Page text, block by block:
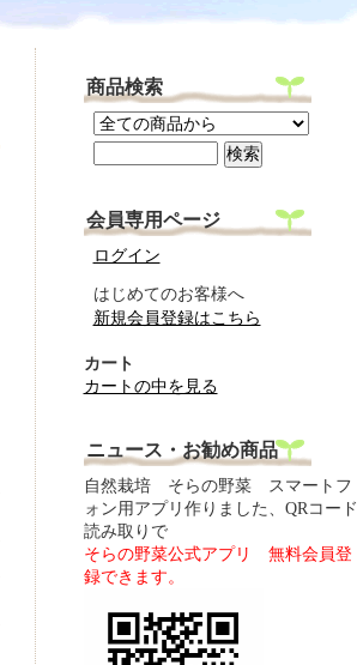
商品検索
会員専用ページ
ログイン
はじめてのお客様へ
新規会員登録はこちら
カート
カートの中を見る
ニュース・お勧め商品
自然栽培 そらの野菜 スマートフ
ォン用アプリ作りました、QRコード
読み取りで
そらの野菜公式アプリ 無料会員登
録できます。